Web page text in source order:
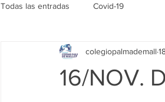
Todas las entradas Covid-19
16/NOV.
colegiopalmademall